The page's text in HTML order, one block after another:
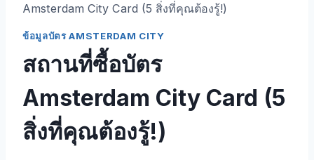
Amsterdam City Card (5 สิ่งที่คุณต้องรู้!)
ข้อมูลบัตร AMSTERDAM CITY
สถานที่ซื้อบัตร
Amsterdam City Card (5
สิ่งที่คุณต้องรู้!)